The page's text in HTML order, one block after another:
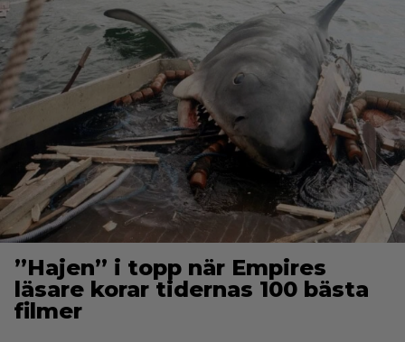
”Hajen” i topp när Empires
läsare korar tidernas 100 bästa
filmer